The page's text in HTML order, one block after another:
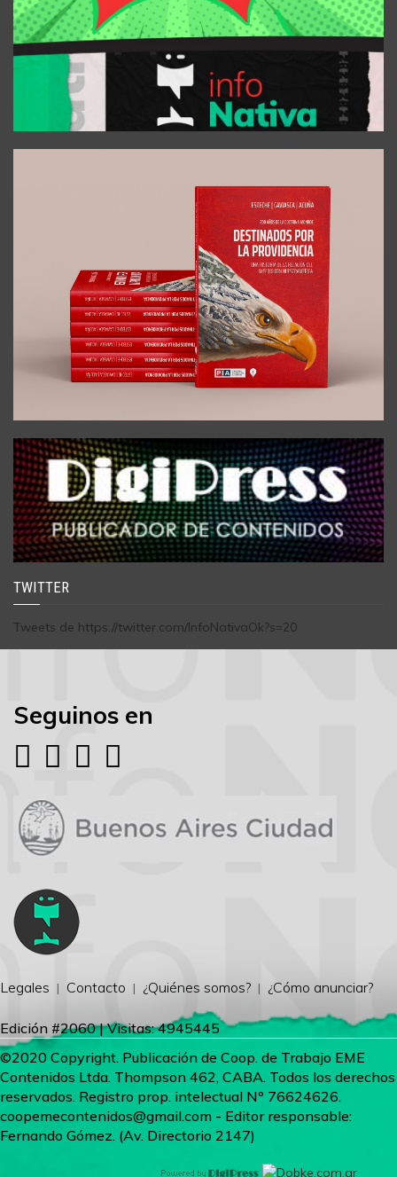
TWITTER
Tweets de https://twitter.com/InfoNativaOk?s=20
Seguinos en
Legales Contacto ¿Quiénes somos? ¿Cómo anunciar?
Edición #2060 | Visitas: 4945445
©2020 Copyright. Publicación de Coop. de Trabajo EME
Contenidos Ltda. Thompson 462, CABA. Todos los derechos
reservados. Registro prop. intelectual Nº 76624626.
coopemecontenidos@gmail.com - Editor responsable:
Fernando Gómez. (Av. Directorio 2147)